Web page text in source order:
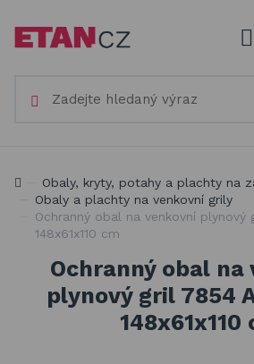
+420777 230 065
Obaly, kryty, potahy a plachty na
Dřevěné hračky pro děti
Stavebnice Qman pro děti
Houpačky a závěsné systémy
Venkovní hry a hračky pro děti
Jsme experti na zastínění a venkovní
Obaly, kryty, potahy a plachty na
Obaly a plachty na venkovní grily
Ochranný obal na venkovní plynový
148x61x110 cm
Ochranný obal na
plynový gril 7854
148x61x110